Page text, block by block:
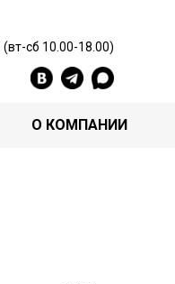
(вт-сб 10.00-18.00)
О КОМПАНИИ